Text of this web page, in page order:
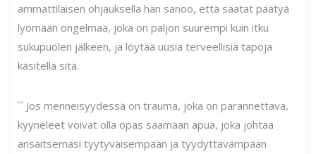
ammattilaisen ohjauksella hän sanoo, että saatat päätyä
lyömään ongelmaa, joka on paljon suurempi kuin itku
sukupuolen jälkeen, ja löytää uusia terveellisiä tapoja
käsitellä sitä.
`` Jos menneisyydessä on trauma, joka on parannettava,
kyyneleet voivat olla opas saamaan apua, joka johtaa
ansaitsemasi tyytyväisempään ja tyydyttävämpään